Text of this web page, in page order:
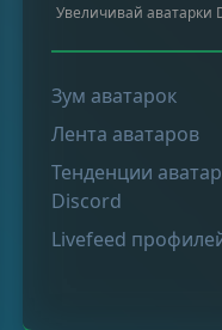
Увеличивай аватарки
Зум аватарок
Лента аватаров
Тенденции
Discord
Livefeed